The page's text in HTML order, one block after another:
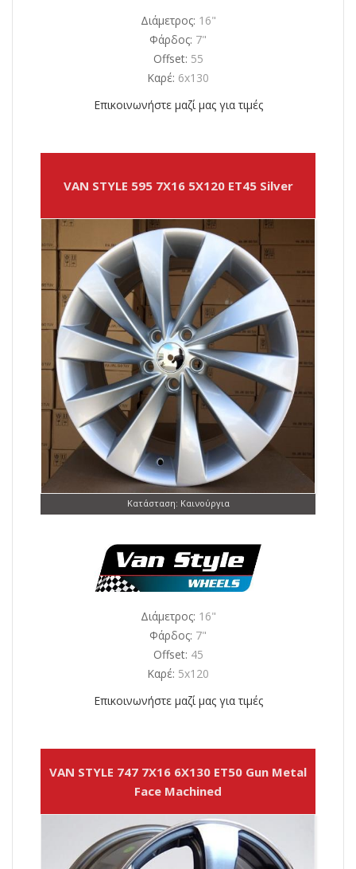
Διάμετρος: 16"
Φάρδος: 7"
Offset: 55
Καρέ: 6x130
Επικοινωνήστε μαζί μας για τιμές
VAN STYLE 595 7X16 5X120 ET45 Silver
Κατάσταση: Καινούργια
Διάμετρος: 16"
Φάρδος: 7"
Offset: 45
Καρέ: 5x120
Επικοινωνήστε μαζί μας για τιμές
VAN STYLE 747 7X16 6X130 ET50 Gun Metal
Face Machined